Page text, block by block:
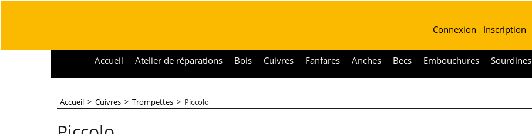
Connexion Inscription
Accueil Atelier de réparations Bois Cuivres Fanfares Anches Becs Embouchures Sourdines
Accueil > Cuivres > Trompettes > Piccolo